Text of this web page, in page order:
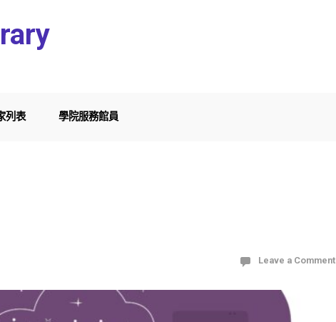
列表 學院服務館員
Leave a Comment